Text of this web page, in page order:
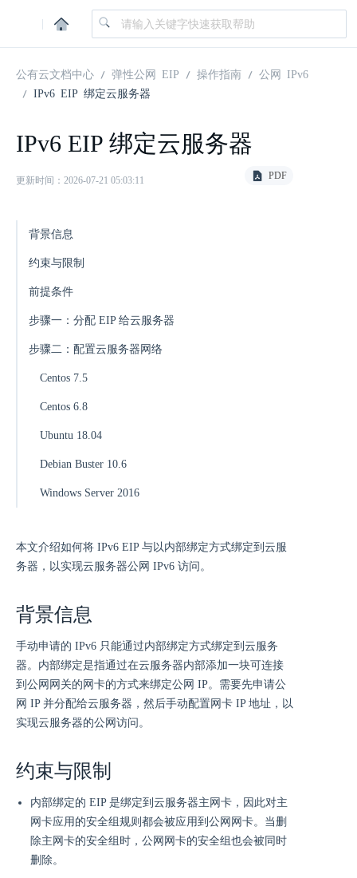
|
公有云文档中心 弹性公网 EIP 操作指南
公网 IPv6
IPv6 EIP 绑定云服务器
IPv6 EIP 绑定云服务器
更新时间：2026-07-21 05:03:11 PDF
背景信息
约束与限制
前提条件
步骤一：分配 EIP 给云服务器
步骤二：配置云服务器网络
Centos 7.5
Centos 6.8
Ubuntu 18.04
Debian Buster 10.6
Windows Server 2016
本文介绍如何将 IPv6 EIP 与以内部绑定方式绑定到云服
务器，以实现云服务器公网 IPv6 访问。
背景信息
手动申请的 IPv6 只能通过内部绑定方式绑定到云服务
器。内部绑定是指通过在云服务器内部添加一块可连接
到公网网关的网卡的方式来绑定公网 IP。需要先申请公
网 IP 并分配给云服务器，然后手动配置网卡 IP 地址，以
实现云服务器的公网访问。
约束与限制
内部绑定的 EIP 是绑定到云服务器主网卡，因此对主
网卡应用的安全组规则都会被应用到公网网卡。当删
除主网卡的安全组时，公网网卡的安全组也会被同时
删除。